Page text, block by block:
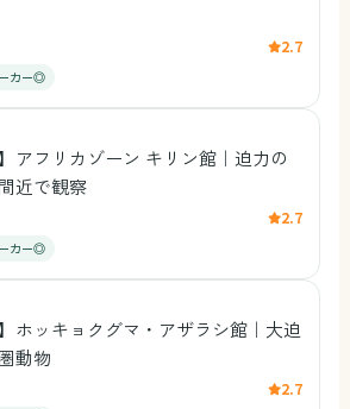
2.7
カー◎
】アフリカゾーン キリン館｜迫力の
近で観察
2.7
カー◎
】ホッキョクグマ・アザラシ館｜大迫
動物
2.7